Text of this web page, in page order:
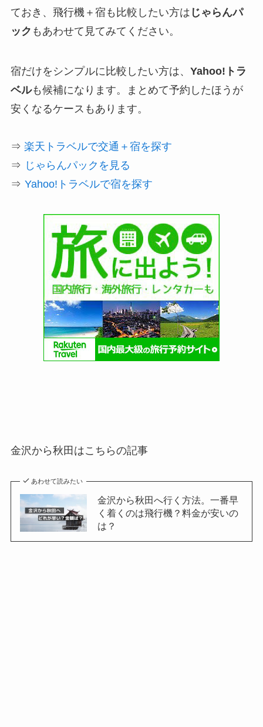
ておき、飛行機＋宿も比較したい方は じゃらんパ
ック もあわせて見てみてください。
宿だけをシンプルに比較したい方は、 Yahoo!トラ
ベルも候補になります。まとめて予約したほうが
安くなるケースもあります。
⇒ 楽天トラベルで交通＋宿を探す
⇒ じゃらんパックを見る
⇒ Yahoo!トラベルで宿を探す
金沢から秋田はこちらの記事
あわせて読みたい
金沢から秋田へ行く方法。一番早
く着くのは飛行機？料金が安いの
は？